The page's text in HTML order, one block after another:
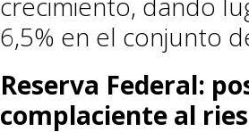
6,5% en el conjunto
Reserva Federal:
complaciente al